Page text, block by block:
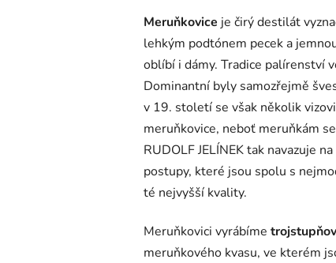
Meruňkovice je čirý destilát
lehkým podtónem pecek a
oblíbí i dámy. Tradice palírenství
Dominantní byly samozřejmě
v 19. století se však několik
meruňkovice, neboť meruňkám
RUDOLF JELÍNEK tak navazuje na
postupy, které jsou spolu s
té nejvyšší kvality.
Meruňkovici vyrábíme
meruňkového kvasu, ve kterém